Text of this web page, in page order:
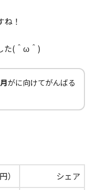
！
た(＾ω＾)
がに向けてがんばる
）
シェア